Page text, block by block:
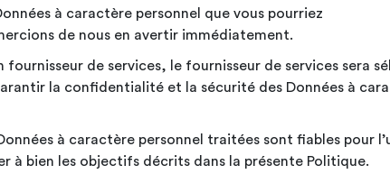
à caractère personnel que vous pourriez
de nous en avertir immédiatement.
de services, le fournisseur de services sera
la confidentialité et la sécurité des Données à
à caractère personnel traitées sont fiables pour
à bien les objectifs décrits dans la présente Politique.